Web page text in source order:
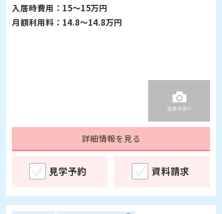
入居時費用： 15～15万円
月額利用料： 14.8～14.8万円
詳細情報を見る